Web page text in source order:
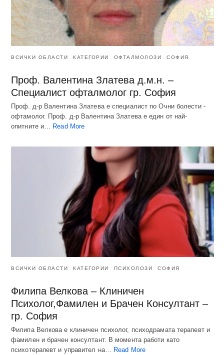
ВСИЧКИ ОБЛАСТИ КАТЕГОРИИ ОФТАЛМОЛОЗИ СОФИЯ
Проф. Валентина Златева д.м.н. –
Специалист офталмолог гр. София
Проф. д-р Валентина Златева е специалист по Очни болести -
офтамолог. Проф. д-р Валентина Златева е един от най-
опитните и… Read More
ВСИЧКИ ОБЛАСТИ КАТЕГОРИИ ПСИХОЛОЗИ СОФИЯ
Филипа Велкова – Клиничен
Психолог,Фамилен и Брачен Консултант –
гр. София
Филипа Велкова е клиничен психолог, психодрамата терапевт и
фамилен и брачен консултант. В момента работи като
психотерапевт и управител на…
Read More